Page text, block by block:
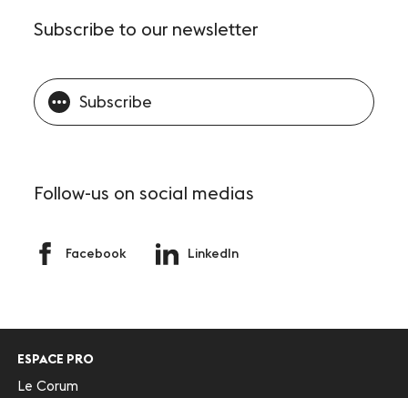
Subscribe to our newsletter
Subscribe
Follow-us on social medias
Facebook LinkedIn
ESPACE PRO
Le Corum